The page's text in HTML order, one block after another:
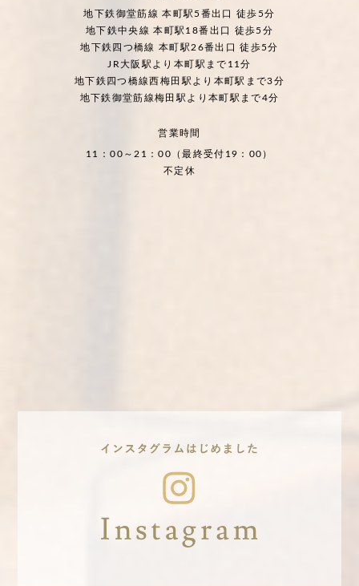
地下鉄御堂筋線 本町駅5番出口 徒歩5分
地下鉄中央線 本町駅18番出口 徒歩5分
地下鉄四つ橋線 本町駅26番出口 徒歩5分
JR大阪駅より本町駅まで11分
地下鉄四つ橋線西梅田駅より本町駅まで3分
地下鉄御堂筋線梅田駅より本町駅まで4分
営業時間
11：00～21：00（最終受付19：00）
不定休